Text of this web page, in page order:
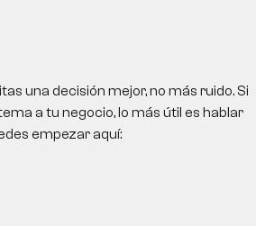
una decisión mejor, no más ruido. Si
a tu negocio, lo más útil es hablar
empezar aquí: